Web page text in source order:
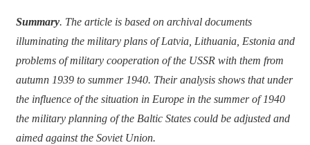
Summary. The article is based on archival documents
illuminating the military plans of Latvia, Lithuania, Estonia and
problems of military cooperation of the USSR with them from
autumn 1939 to summer 1940. Their analysis shows that under
the influence of the situation in Europe in the summer of 1940
the military planning of the Baltic States could be adjusted and
aimed against the Soviet Union.